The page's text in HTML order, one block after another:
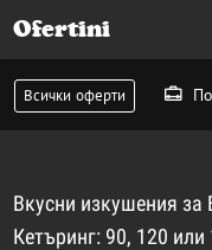
Ofertini
Всички оферти
Вкусни изкушения
Кетъринг: 90, 120